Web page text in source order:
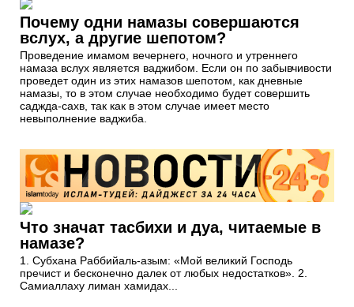
Почему одни намазы совершаются
вслух, а другие шепотом?
Проведение имамом вечернего, ночного и утреннего
намаза вслух является ваджибом. Если он по забывчивости
проведет один из этих намазов шепотом, как дневные
намазы, то в этом случае необходимо будет совершить
саджда-сахв, так как в этом случае имеет место
невыполнение ваджиба.
Что значат тасбихи и дуа, читаемые в
намазе?
1. Субхана Раббийаль-азым: «Мой великий Господь
пречист и бесконечно далек от любых недостатков». 2.
Самиаллаху лиман хамидах...